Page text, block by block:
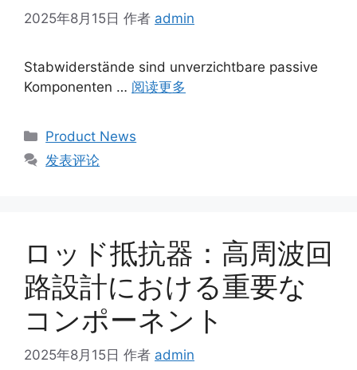
2025年8月15日 作者 admin
Stabwiderstände sind unverzichtbare passive
Komponenten … 阅读更多
Product News
发表评论
ロッド抵抗器：高周波回
路設計における重要な
コンポーネント
2025年8月15日 作者 admin